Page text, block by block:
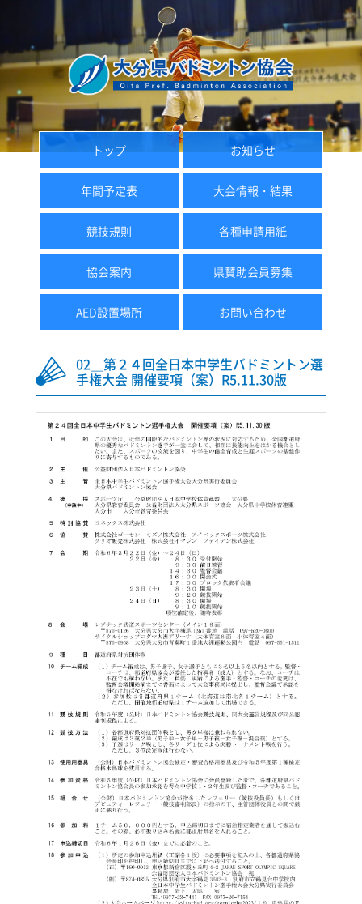
トップ お知らせ
年間予定表 大会情報・結果
競技規則 各種申請用紙
協会案内 県賛助会員募集
AED設置場所 お問い合わせ
02＿第２４回全日本中学生バドミントン選
手権大会 開催要項（案）R5.11.30版